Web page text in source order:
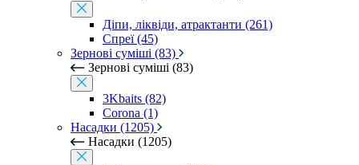
Діпи, ліквіди, атрактанти (261)
Спреї (45)
Зернові суміші (83)
Зернові суміші (83)
3Kbaits (82)
Corona (1)
Насадки (1205)
Насадки (1205)